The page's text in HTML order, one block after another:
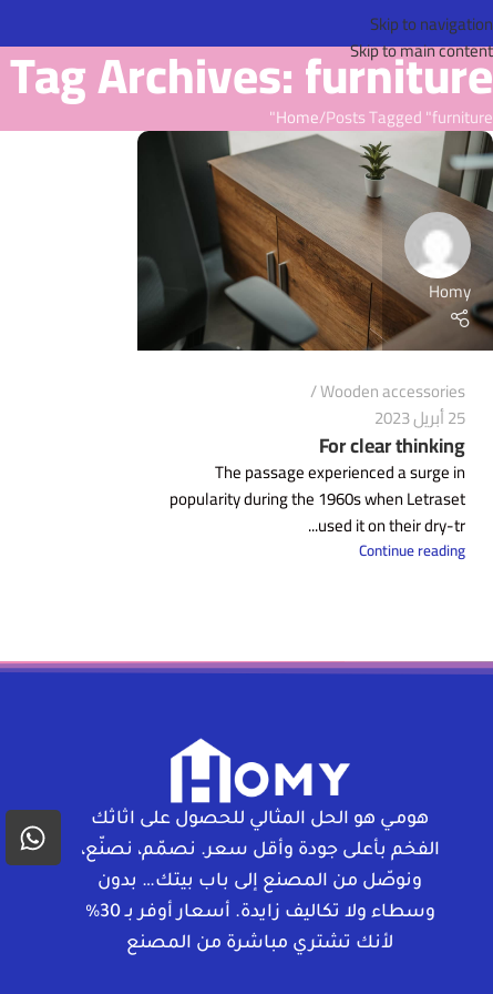
Skip to navigation
Skip to main content
Tag Archives: furniture
Home Posts Tagged "furniture"
Homy
Wooden accessories
25 أبريل 2023
For clear thinking
The passage experienced a surge in
popularity during the 1960s when Letraset
used it on their dry-tr...
Continue reading
هومـي هو الحل المثالي للحصول على اثاثك
الفخم بأعلى جودة وأقل سعر. نصمّم، نصنّع،
ونوصّل من المصنع إلى باب بيتك… بدون
وسطاء ولا تكاليف زايدة. أسعار أوفر بـ 30%
لأنك تشتري مباشرة من المصنع